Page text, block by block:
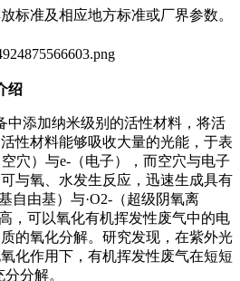
标准及相应地方标准或厂界参数。
绍
中添加纳米级别的活性材料，将活
性材料能够吸收大量的光能，于表
穴）与e-（电子），而空穴与电子
与氧、水发生反应，迅速生成具有
自由基）与·O2-（超级阴氧离
，可以氧化有机挥发性废气中的电
的氧化分解。研究发现，在紫外光
化作用下，有机挥发性废气在短短
分解。